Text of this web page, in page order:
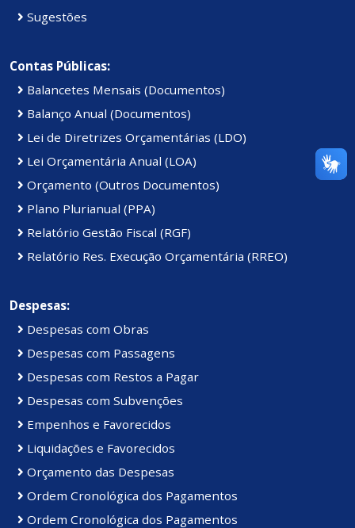
Sugestões
Contas Públicas:
Balancetes Mensais (Documentos)
Balanço Anual (Documentos)
Lei de Diretrizes Orçamentárias (LDO)
Lei Orçamentária Anual (LOA)
Orçamento (Outros Documentos)
Plano Plurianual (PPA)
Relatório Gestão Fiscal (RGF)
Relatório Res. Execução Orçamentária (RREO)
Despesas:
Despesas com Obras
Despesas com Passagens
Despesas com Restos a Pagar
Despesas com Subvenções
Empenhos e Favorecidos
Liquidações e Favorecidos
Orçamento das Despesas
Ordem Cronológica dos Pagamentos
Ordem Cronológica dos Pagamentos